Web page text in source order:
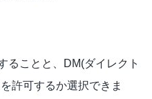
ることと、DM(ダイレクト
許可するか選択できま